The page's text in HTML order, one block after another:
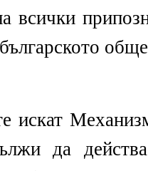
всички
искат
да